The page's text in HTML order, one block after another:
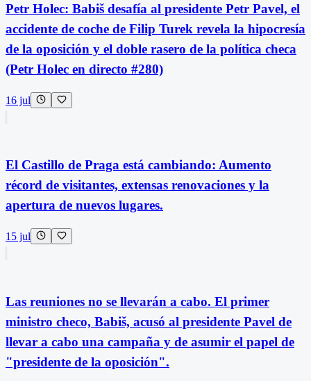
Petr Holec: Babiš desafía al presidente Petr Pavel, el
accidente de coche de Filip Turek revela la hipocresía
de la oposición y el doble rasero de la política checa
(Petr Holec en directo #280)
16 jul
El Castillo de Praga está cambiando: Aumento
récord de visitantes, extensas renovaciones y la
apertura de nuevos lugares.
15 jul
Las reuniones no se llevarán a cabo. El primer
ministro checo, Babiš, acusó al presidente Pavel de
llevar a cabo una campaña y de asumir el papel de
"presidente de la oposición".